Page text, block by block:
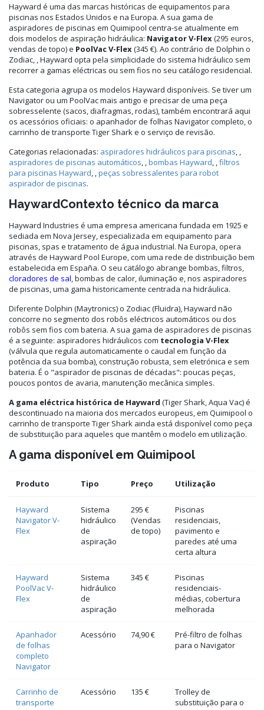
Hayward é uma das marcas históricas de equipamentos para
piscinas nos Estados Unidos e na Europa. A sua gama de
aspiradores de piscinas em Quimipool centra-se atualmente em
dois modelos de aspiração hidráulica: Navigator V-Flex (295 euros,
vendas de topo) e PoolVac V-Flex (345 €). Ao contrário de Dolphin o
Zodiac, , Hayward opta pela simplicidade do sistema hidráulico sem
recorrer a gamas eléctricas ou sem fios no seu catálogo residencial.
Esta categoria agrupa os modelos Hayward disponíveis. Se tiver um
Navigator ou um PoolVac mais antigo e precisar de uma peça
sobresselente (sacos, diafragmas, rodas), também encontrará aqui
os acessórios oficiais: o apanhador de folhas Navigator completo, o
carrinho de transporte Tiger Shark e o serviço de revisão.
Categorias relacionadas: aspiradores hidráulicos para piscinas
aspiradores de piscinas automáticos
bombas Hayward
filtros
para piscinas Hayward
peças sobressalentes para robot
aspirador de piscinas.
HaywardContexto técnico da marca
Hayward Industries é uma empresa americana fundada em 1925 e
sediada em Nova Jersey, especializada em equipamento para
piscinas, spas e tratamento de água industrial. Na Europa, opera
através de Hayward Pool Europe, com uma rede de distribuição bem
estabelecida em España. O seu catálogo abrange bombas, filtros,
cloradores de sal , bombas de calor, iluminação e, nos aspiradores
de piscinas, uma gama historicamente centrada na hidráulica.
Diferente Dolphin (Maytronics) o Zodiac (Fluidra), Hayward não
concorre no segmento dos robôs eléctricos automáticos ou dos
robôs sem fios com bateria. A sua gama de aspiradores de piscinas
é a seguinte: aspiradores hidráulicos com tecnologia V-Flex
(válvula que regula automaticamente o caudal em função da
potência da sua bomba), construção robusta, sem eletrónica e sem
bateria. É o "aspirador de piscinas de décadas": poucas peças,
poucos pontos de avaria, manutenção mecânica simples.
A gama eléctrica histórica de Hayward (Tiger Shark, Aqua Vac) é
descontinuado na maioria dos mercados europeus, em Quimipool o
carrinho de transporte Tiger Shark ainda está disponível como peça
de substituição para aqueles que mantêm o modelo em utilização.
A gama disponível em Quimipool
Produto Tipo Preço Utilização
Hayward
Navigator V-
Flex
Sistema
hidráulico
de
aspiração
295 €
(Vendas
de topo)
Piscinas
residenciais,
pavimento e
paredes até uma
certa altura
Hayward
PoolVac V-
Flex
Sistema
hidráulico
de
aspiração
345 €
Piscinas
residenciais-
médias, cobertura
melhorada
Apanhador
de folhas
completo
Navigator
Acessório 74,90 €
Pré-filtro de folhas
para o Navigator
Carrinho de
transporte
Acessório 135 €
Trolley de
substituição para o